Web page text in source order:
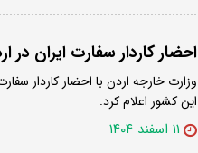
احضار کاردار سفارت ایران در
وزارت خارجه اردن با احضار کاردار
این کشور اعلام کرد.
۱۱ اسفند ۱۴۰۴